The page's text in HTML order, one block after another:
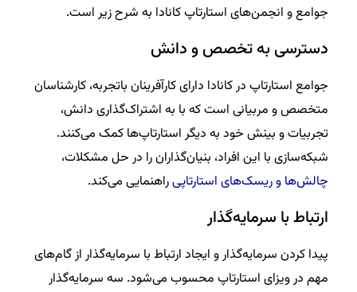
جوامع و انجمن‌های استارتاپ کانادا به شرح زیر است.
دسترسی به تخصص و دانش
جوامع استارتاپ در کانادا دارای کارآفرینان باتجربه، کارشناسان
متخصص و مربیانی است که با به اشتراک‌گذاری دانش،
تجربیات و بینش خود به دیگر استارتاپ‌ها کمک می‌کنند.
شبکه‌سازی با این افراد، بنیان‌گذاران را در حل مشکلات،
چالش‌ها و ریسک‌های استارتاپیراهنمایی می‌کند.
ارتباط با سرمایه‌گذار
پیدا کردن سرمایه‌گذار و ایجاد ارتباط با سرمایه‌گذار از گام‌های
مهم در ویزای استارتاپ محسوب می‌شود. سه سرمایه‌گذار